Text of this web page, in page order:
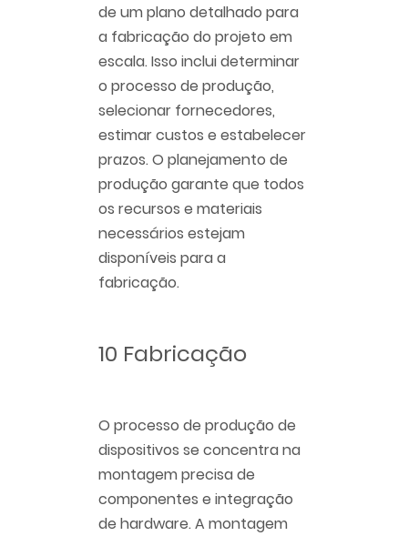
de um plano detalhado para
a fabricação do projeto em
escala. Isso inclui determinar
o processo de produção,
selecionar fornecedores,
estimar custos e estabelecer
prazos. O planejamento de
produção garante que todos
os recursos e materiais
necessários estejam
disponíveis para a
fabricação.
10 Fabricação
O processo de produção de
dispositivos se concentra na
montagem precisa de
componentes e integração
de hardware. A montagem